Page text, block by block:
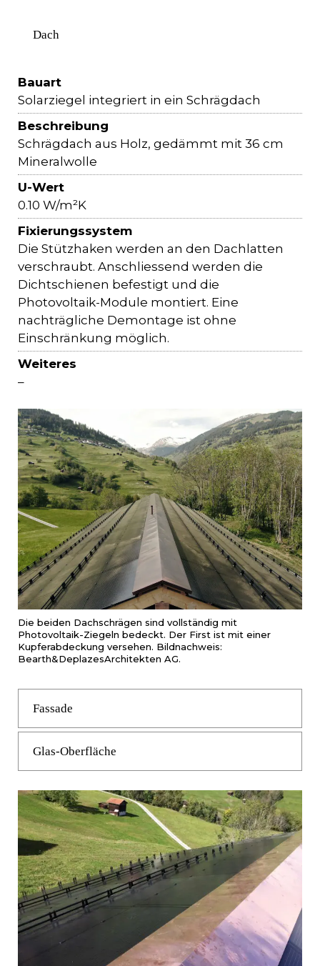
Dach
Bauart
Solarziegel integriert in ein Schrägdach
Beschreibung
Schrägdach aus Holz, gedämmt mit 36 cm
Mineralwolle
U-Wert
0.10 W/m²K
Fixierungssystem
Die Stützhaken werden an den Dachlatten
verschraubt. Anschliessend werden die
Dichtschienen befestigt und die
Photovoltaik-Module montiert. Eine
nachträgliche Demontage ist ohne
Einschränkung möglich.
Weiteres
–
Die beiden Dachschrägen sind vollständig mit
Photovoltaik-Ziegeln bedeckt. Der First ist mit einer
Kupferabdeckung versehen. Bildnachweis:
Bearth&DeplazesArchitekten AG.
Fassade
Glas-Oberfläche